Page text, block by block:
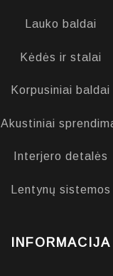
Lauko baldai
Kėdės ir stalai
Korpusiniai baldai
Akustiniai
Interjero detalės
Lentynų sistemos
INFORMACIJA